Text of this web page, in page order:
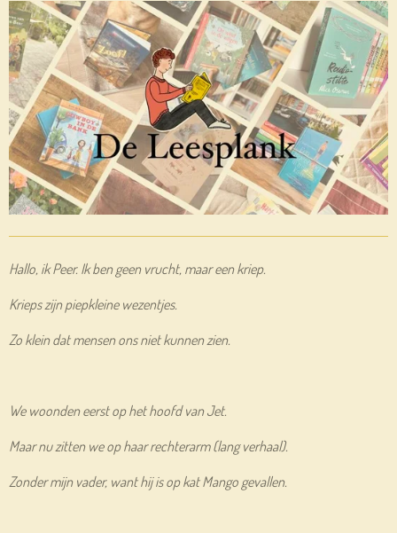
Hallo, ik Peer. Ik ben geen vrucht, maar een kriep.
Krieps zijn piepkleine wezentjes.
Zo klein dat mensen ons niet kunnen zien.
We woonden eerst op het hoofd van Jet.
Maar nu zitten we op haar rechterarm (lang verhaal).
Zonder mijn vader, want hij is op kat Mango gevallen.